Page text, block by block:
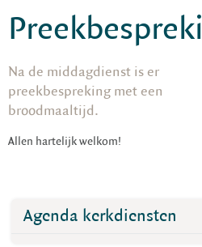
Na de middagdienst is er
preekbespreking met een
broodmaaltijd.
Allen hartelijk welkom!
Agenda kerkdiensten